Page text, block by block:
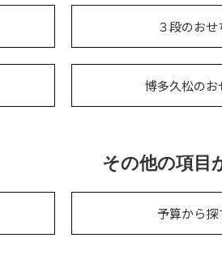
３段のおせ
博多久松のお
その他の項目
予算から探